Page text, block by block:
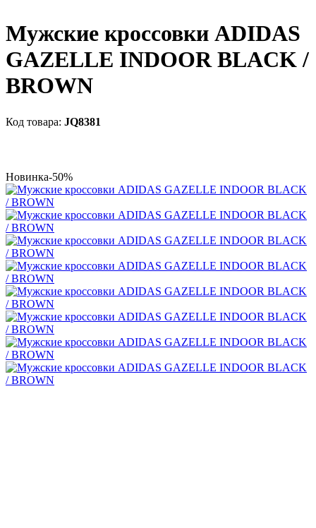
Мужские кроссовки ADIDAS
GAZELLE INDOOR BLACK /
BROWN
JQ8381
Новинка-50%